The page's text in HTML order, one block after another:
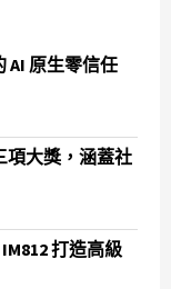
AI 原生零信任
項大獎，涵蓋社
打造高級